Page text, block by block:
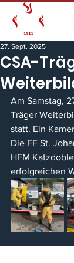
CSA-
27. Sept. 2025
Am Samstag,
Träger
statt. Ein
Die FF St.
HFM
erfolgreichen